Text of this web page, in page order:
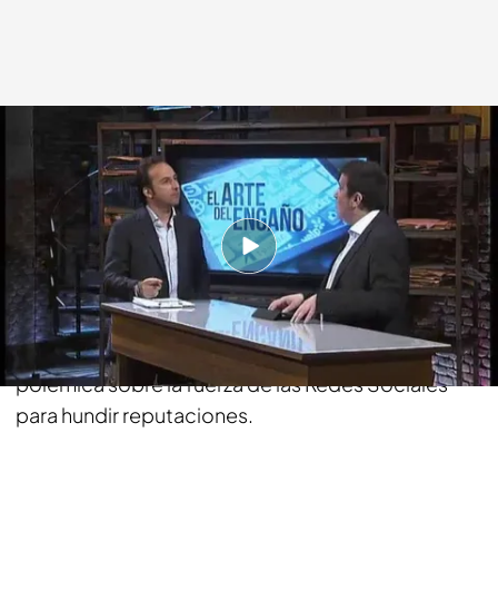
cuatro.com
09 JUN 2014 - 01:10h.
Compartir
En los últimos tiempos la polémica con el llamado
derecho al olvido en Internet ha reabierto la
polémica sobre la fuerza de las Redes Sociales
para hundir reputaciones.